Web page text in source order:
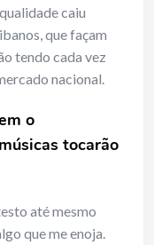
caiu
que façam
tendo cada vez
nacional.
o
tocarão
até mesmo
que me enoja.